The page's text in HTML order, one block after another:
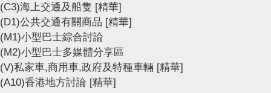
(C3)海上交通及船隻 [精華]
(D1)公共交通有關商品 [精華]
(M1)小型巴士綜合討論
(M2)小型巴士多媒體分享區
(V)私家車,商用車,政府及特種車輛 [精華]
(A10)香港地方討論 [精華]